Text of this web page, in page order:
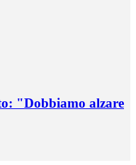
"Dobbiamo alzare